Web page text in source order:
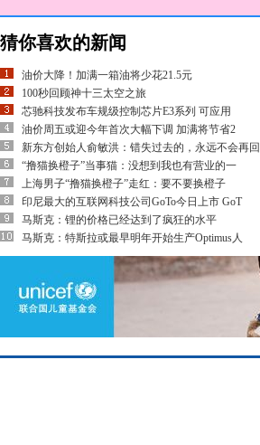
猜你喜欢的新闻
油价大降！加满一箱油将少花21.5元
100秒回顾神十三太空之旅
芯驰科技发布车规级控制芯片E3系列 可应用
油价周五或迎今年首次大幅下调 加满将节省2
新东方创始人俞敏洪：错失过去的，永远不会再回
“撸猫换橙子”当事猫：没想到我也有营业的一
上海男子“撸猫换橙子”走红：要不要换橙子
印尼最大的互联网科技公司GoTo今日上市 GoT
马斯克：锂的价格已经达到了疯狂的水平
马斯克：特斯拉或最早明年开始生产Optimus人